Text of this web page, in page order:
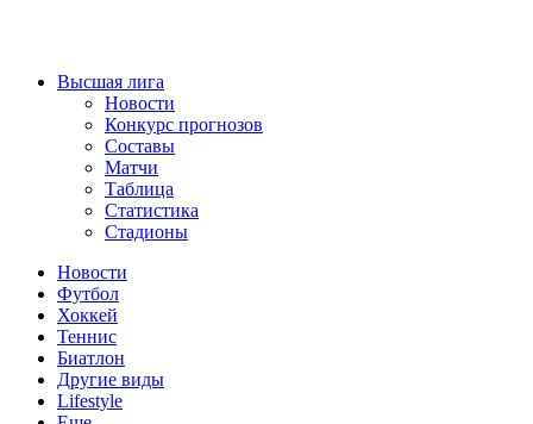
Высшая лига
Новости
Конкурс прогнозов
Составы
Матчи
Таблица
Статистика
Стадионы
Новости
Футбол
Хоккей
Теннис
Биатлон
Другие виды
Lifestyle